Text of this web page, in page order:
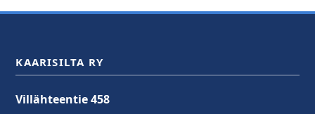
KAARISILTA RY
Villähteentie 458